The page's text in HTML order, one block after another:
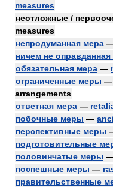
measures
неотложные /
measures
непродуманная мера
ничем не
обязательная мера —
ограниченные меры —
arrangements
ответная мера —
побочные меры —
перспективные меры
подготовительные
половинчатые меры
поспешные меры —
правительственные